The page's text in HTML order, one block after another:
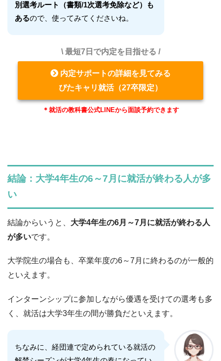
別選考ルート（書類/1次選考免除など）も
あるので、使ってみてくださいね。
\ 最短7日で内定を目指せる /
内定サポートの詳細を見てみる
ぴたキャリ就活（27卒限定）
＊就活の教科書公式LINEから面談予約できます
結論：大学4年生の6～7月に就活が終わる人が多
い
結論からいうと、 大学4年生の6月～7月に就活が終わる人
が多いです。
大学院生の場合も、卒業年度の6～7月に終わるのが一般的
といえます。
インターンシップに参加しながら優遇を受けての選考も多
く、就活は大学3年生の間が勝負だといえます。
ちなみに、経団連で定められている就活の